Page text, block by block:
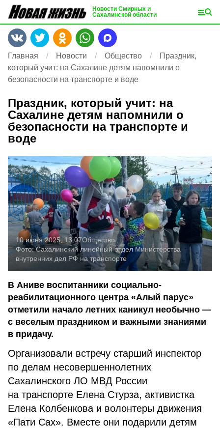
Новости Смирных и
Сахалинской области
Главная Новости Общество
Праздник,
который учит: на Сахалине детям напомнили о
безопасности на транспорте и воде
Праздник, который учит: на
Сахалине детям напомнили о
безопасности на транспорте и
воде
10 июня 2025, 13:07Общество
Фото:Сахалинский линейный отдел Министерства
внутренних дел РФ на транспорте
В Аниве воспитанники социально-
реабилитационного центра «Алый парус»
отметили начало летних каникул необычно —
с веселым праздником и важными знаниями
в придачу.
Организовали встречу старший инспектор
по делам несовершеннолетних
Сахалинского ЛО МВД России
на транспорте Елена Стурза, активистка
Елена Колбенкова и волонтеры движения
«Пати Сах». Вместе они подарили детям